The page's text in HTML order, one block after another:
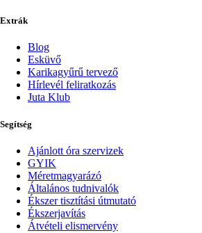
Extrák
Blog
Esküvő
Karikagyűrű tervező
Hírlevél feliratkozás
Juta Klub
Segítség
Ajánlott óra szervizek
GYIK
Méretmagyarázó
Általános tudnivalók
Ékszer tisztítási útmutató
Ékszerjavítás
Átvételi elismervény